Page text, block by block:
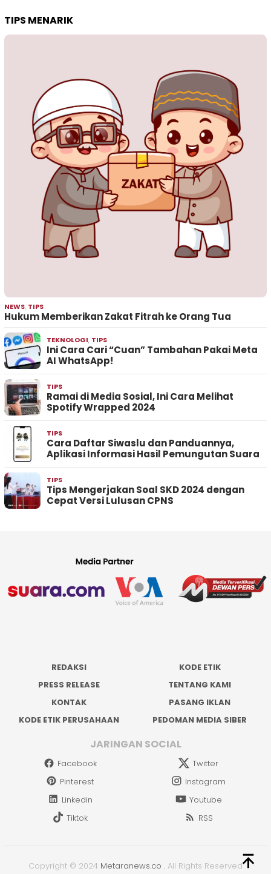
TIPS MENARIK
NEWS, TIPS
Hukum Memberikan Zakat Fitrah ke Orang Tua
TEKNOLOGI, TIPS
Ini Cara Cari “Cuan” Tambahan Pakai Meta
AI WhatsApp!
TIPS
Ramai di Media Sosial, Ini Cara Melihat
Spotify Wrapped 2024
TIPS
Cara Daftar Siwaslu dan Panduannya,
Aplikasi Informasi Hasil Pemungutan Suara
TIPS
Tips Mengerjakan Soal SKD 2024 dengan
Cepat Versi Lulusan CPNS
REDAKSI
KODE ETIK
PRESS RELEASE
TENTANG KAMI
KONTAK
PASANG IKLAN
KODE ETIK PERUSAHAAN
PEDOMAN MEDIA SIBER
JARINGAN SOCIAL
Facebook
Twitter
Pinterest
Instagram
Linkedin
Youtube
Tiktok
RSS
Copyright © 2024 Metaranews.co . All Rights Reserved